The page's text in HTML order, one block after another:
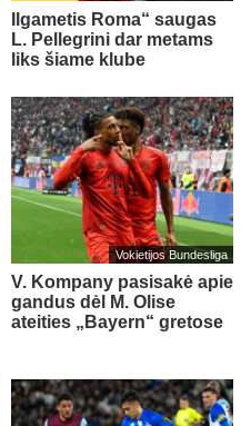
Ilgametis Roma“ saugas
L. Pellegrini dar metams
liks šiame klube
Vokietijos Bundesliga
V. Kompany pasisakė apie
gandus dėl M. Olise
ateities „Bayern“ gretose